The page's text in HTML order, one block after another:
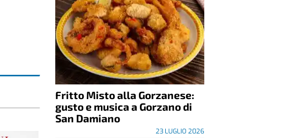
Fritto Misto alla Gorzanese:
gusto e musica a Gorzano di
San Damiano
23 LUGLIO 2026